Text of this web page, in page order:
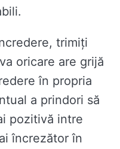
trimiți
oricare are grijă
în propria
a prindori să
pozitivă intre
încrezător în